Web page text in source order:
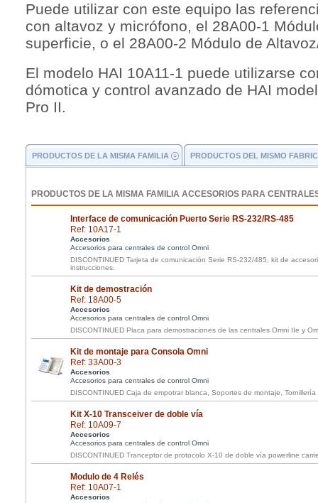
Puede utilizar con este equipo las
con altavoz y micrófono, el 28A00-1
superficie, o el 28A00-2 Módulo de
El modelo HAI 10A11-1 puede utilizarse
dómotica y control avanzado de HAI
Pro II.
PRODUCTOS DE LA MISMA FAMILIA PRODUCTOS DEL MISMO
PRODUCTOS DE LA MISMA FAMILIA ACCESORIOS PARA
Interface de comunicación Puerto Serie RS-232/RS-485
Ref: 10A17-1
Accesorios
Accesorios para centrales de control Omni
DISCONTINUED Tarjeta de comunicación Serie RS-232/485, kit de
instrucciones.
Kit de demostración
Ref: 18A00-5
Accesorios
Accesorios para centrales de control Omni
DISCONTINUED Placa para demostraciones de las centrales Omni IIe y
Kit de montaje para Consola Omni
Ref: 33A00-3
Accesorios
Accesorios para centrales de control Omni
DISCONTINUED Caja de empotrar blanca, Soportes de montaje,
Kit X-10 Transceiver de doble vía
Ref: 10A09-7
Accesorios
Accesorios para centrales de control Omni
DISCONTINUED Tranceptor de protocolo X-10 de doble vía powerline
Modulo de 4 Relés
Ref: 10A07-1
Accesorios